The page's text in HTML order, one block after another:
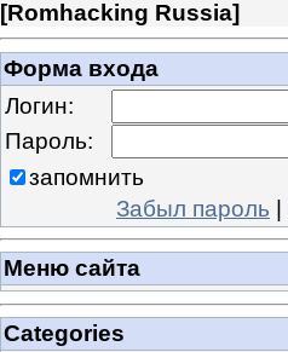
[Romhacking Russia]
Форма входа
Логин:
Пароль:
запомнить
Забыл пароль |
Меню сайта
Categories